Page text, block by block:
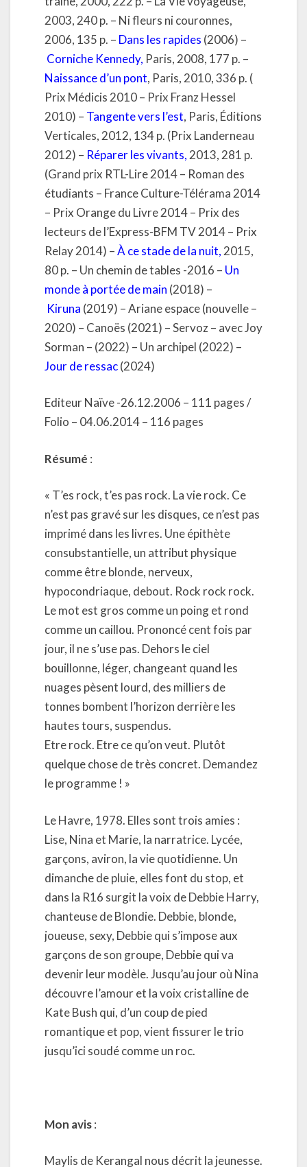
2003, 240 p. – Ni fleurs ni couronnes,
2006, 135 p. – Dans les rapides (2006) –
Corniche Kennedy, Paris, 2008, 177 p. –
Naissance d’un pont, Paris, 2010, 336 p. (
Prix Médicis 2010 – Prix Franz Hessel
2010) – Tangente vers l’est, Paris, Éditions
Verticales, 2012, 134 p. (Prix Landerneau
2012) – Réparer les vivants, 2013, 281 p.
(Grand prix RTL-Lire 2014 – Roman des
étudiants – France Culture-Télérama 2014
– Prix Orange du Livre 2014 – Prix des
lecteurs de l’Express-BFM TV 2014 – Prix
Relay 2014) –À ce stade de la nuit, 2015,
80 p. – Un chemin de tables -2016 – Un
monde à portée de main (2018) –
Kiruna (2019) – Ariane espace (nouvelle –
2020) – Canoës (2021) – Servoz – avec Joy
Sorman – (2022) – Un archipel (2022) –
Jour de ressac(2024)
Editeur Naïve -26.12.2006 – 111 pages /
Folio – 04.06.2014 – 116 pages
Résumé :
« T’es rock, t’es pas rock. La vie rock. Ce
n’est pas gravé sur les disques, ce n’est pas
imprimé dans les livres. Une épithète
consubstantielle, un attribut physique
comme être blonde, nerveux,
hypocondriaque, debout. Rock rock rock.
Le mot est gros comme un poing et rond
comme un caillou. Prononcé cent fois par
jour, il ne s’use pas. Dehors le ciel
bouillonne, léger, changeant quand les
nuages pèsent lourd, des milliers de
tonnes bombent l’horizon derrière les
hautes tours, suspendus.
Etre rock. Etre ce qu’on veut. Plutôt
quelque chose de très concret. Demandez
le programme ! »
Le Havre, 1978. Elles sont trois amies :
Lise, Nina et Marie, la narratrice. Lycée,
garçons, aviron, la vie quotidienne. Un
dimanche de pluie, elles font du stop, et
dans la R16 surgit la voix de Debbie Harry,
chanteuse de Blondie. Debbie, blonde,
joueuse, sexy, Debbie qui s’impose aux
garçons de son groupe, Debbie qui va
devenir leur modèle. Jusqu’au jour où Nina
découvre l’amour et la voix cristalline de
Kate Bush qui, d’un coup de pied
romantique et pop, vient fissurer le trio
jusqu’ici soudé comme un roc.
Mon avis:
Maylis de Kerangal nous décrit la jeunesse.